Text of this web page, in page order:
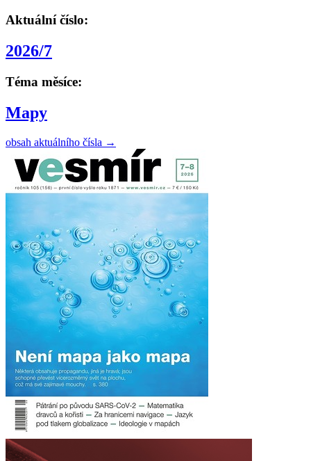
Aktuální číslo:
2026/7
Téma měsíce:
Mapy
obsah aktuálního čísla →